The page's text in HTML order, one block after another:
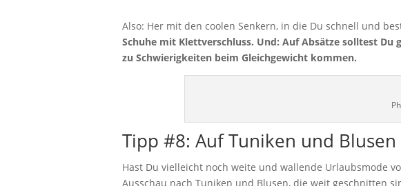
Also: Her mit den coolen Senkern, in die Du schnell und
Schuhe mit Klettverschluss. Und: Auf Absätze solltest Du
zu Schwierigkeiten beim Gleichgewicht kommen.
Tipp #8: Auf Tuniken und Blusen
Hast Du vielleicht noch weite und wallende Urlaubsmode
Ausschau nach Tuniken und Blusen, die weit geschnitten